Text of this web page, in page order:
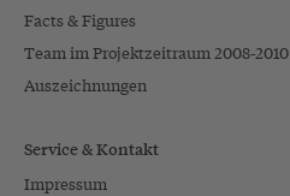
Facts & Figures
Team im Projektzeitraum 2008-2010
Auszeichnungen
Service & Kontakt
Impressum